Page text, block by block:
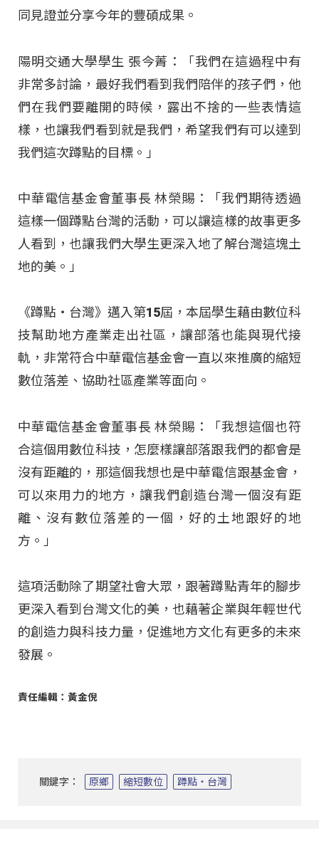
同見證並分享今年的豐碩成果。
陽明交通大學學生 張今菁：「我們在這過程中有
非常多討論，最好我們看到我們陪伴的孩子們，他
們在我們要離開的時候，露出不捨的一些表情這
樣，也讓我們看到就是我們，希望我們有可以達到
我們這次蹲點的目標。」
中華電信基金會董事長 林榮賜：「我們期待透過
這樣一個蹲點台灣的活動，可以讓這樣的故事更多
人看到，也讓我們大學生更深入地了解台灣這塊土
地的美。」
《蹲點‧台灣》邁入第15屆，本屆學生藉由數位科
技幫助地方產業走出社區，讓部落也能與現代接
軌，非常符合中華電信基金會一直以來推廣的縮短
數位落差、協助社區產業等面向。
中華電信基金會董事長 林榮賜：「我想這個也符
合這個用數位科技，怎麼樣讓部落跟我們的都會是
沒有距離的，那這個我想也是中華電信跟基金會，
可以來用力的地方，讓我們創造台灣一個沒有距
離、沒有數位落差的一個，好的土地跟好的地
方。」
這項活動除了期望社會大眾，跟著蹲點青年的腳步
更深入看到台灣文化的美，也藉著企業與年輕世代
的創造力與科技力量，促進地方文化有更多的未來
發展。
責任編輯：黃金倪
關鍵字： 原鄉 縮短數位 蹲點‧台灣